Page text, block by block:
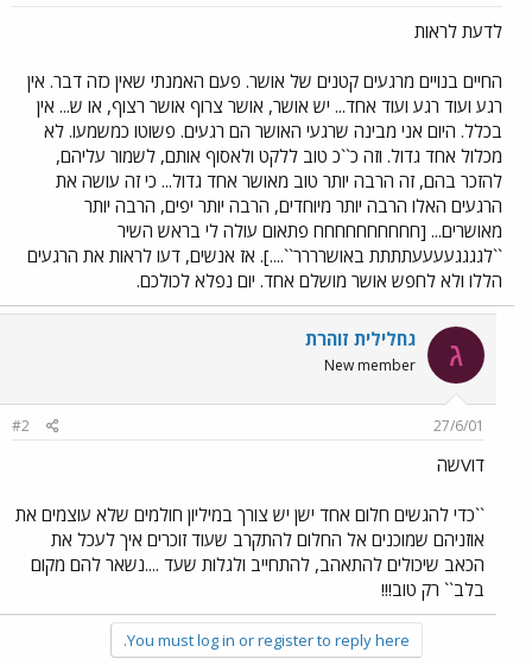
ש
א
ר
לדעת לראות
החיים בנויים מרגעים קטנים של אושר. פעם האמנתי שאין כזה דבר. אין
רגע ועוד רגע ועוד אחד... יש אושר, אושר צרוף אושר רצוף, או ש... אין
בכלל. היום אני מבינה שרגעי האושר הם רגעים. פשוטו כמשמעו. לא
מכלול אחד גדול. וזה כ``כ טוב ללקט ולאסוף אותם, לשמור עליהם,
להזכר בהם, זה הרבה יותר טוב מאושר אחד גדול... כי זה עושה את
הרגעים האלו הרבה יותר מיוחדים, הרבה יותר יפים, הרבה יותר
מאושרים... [חחחחחחחחחח פתאום עולה לי בראש השיר
``לגגגגעעעעתתתת באושרררר``....]. אז אנשים, דעו לראות את הרגעים
הללו ולא לחפש אושר מושלם אחד. יום נפלא לכולכם.
ג גחלילית זוהרת
New member
27/6/01
#2
דוVשה
``כדי להגשים חלום אחד ישן יש צורך במיליון חולמים שלא עוצמים את
אוזניהם שמוכנים אל החלום להתקרב שעוד זוכרים איך לעכל את
הכאב שיכולים להתאהב, להתחייב ולגלות שעד ....נשאר להם מקום
בלב`` רק טוב!!!
You must log in or register to reply here.